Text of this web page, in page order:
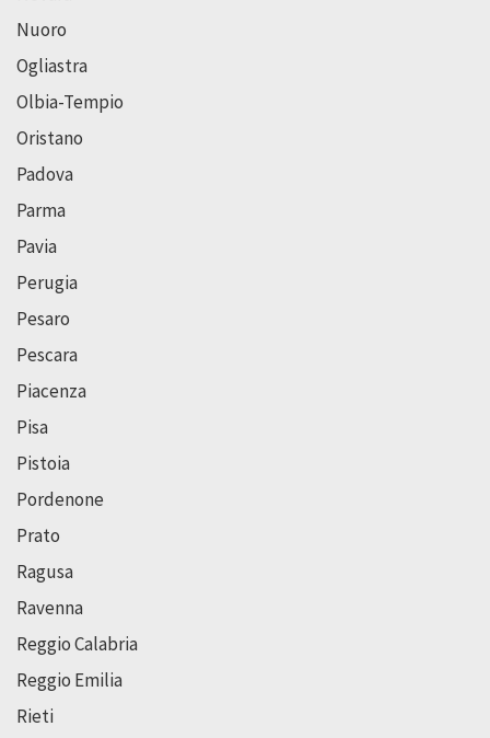
Nuoro
Ogliastra
Olbia-Tempio
Oristano
Padova
Parma
Pavia
Perugia
Pesaro
Pescara
Piacenza
Pisa
Pistoia
Pordenone
Prato
Ragusa
Ravenna
Reggio Calabria
Reggio Emilia
Rieti